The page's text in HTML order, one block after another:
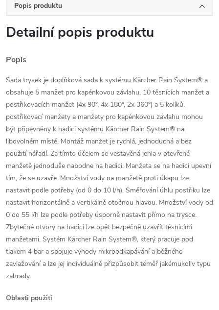
Popis produktu
Detailní popis produktu
Popis
Sada trysek je doplňková sada k systému Kärcher Rain System® a
obsahuje 5 manžet pro kapénkovou závlahu, 10 těsnících manžet a
postřikovacích manžet (4x 90°, 4x 180°, 2x 360°) a 5 kolíků.
postřikovací manžety a manžety pro kapénkovou závlahu mohou
být připevněny k hadici systému Kärcher Rain System® na
libovolném místě. Montáž manžet je rychlá, jednoduchá a bez
použití nářadí. Za tímto účelem se vestavěná jehla v otevřené
manžetě jednoduše nabodne na hadici. Manžeta se na hadici upevní
tím, že se uzavře. Množství vody na manžetě proti úkapu lze
nastavit podle potřeby (od 0 do 10 l/h). Směřování úhlu postřiku lze
nastavit horizontálně a vertikálně otočnou hlavou. Množství vody od
0 do 55 l/h lze podle potřeby úsporně nastavit přímo na trysce.
Zbytečné otvory na hadici lze opět bezpečně uzavřít těsnícími
manžetami. Systém Kärcher Rain System®, který pracuje pod
tlakem 4 bar a spojuje výhody mikroodkapávání a běžného
zavlažování a lze jej individuálně přizpůsobit téměř jakémukoliv typu
zahrady.
Oblasti použití